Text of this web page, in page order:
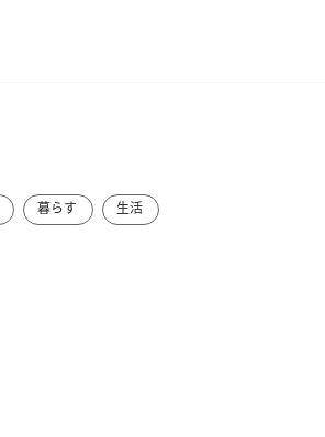
暮らす 生活